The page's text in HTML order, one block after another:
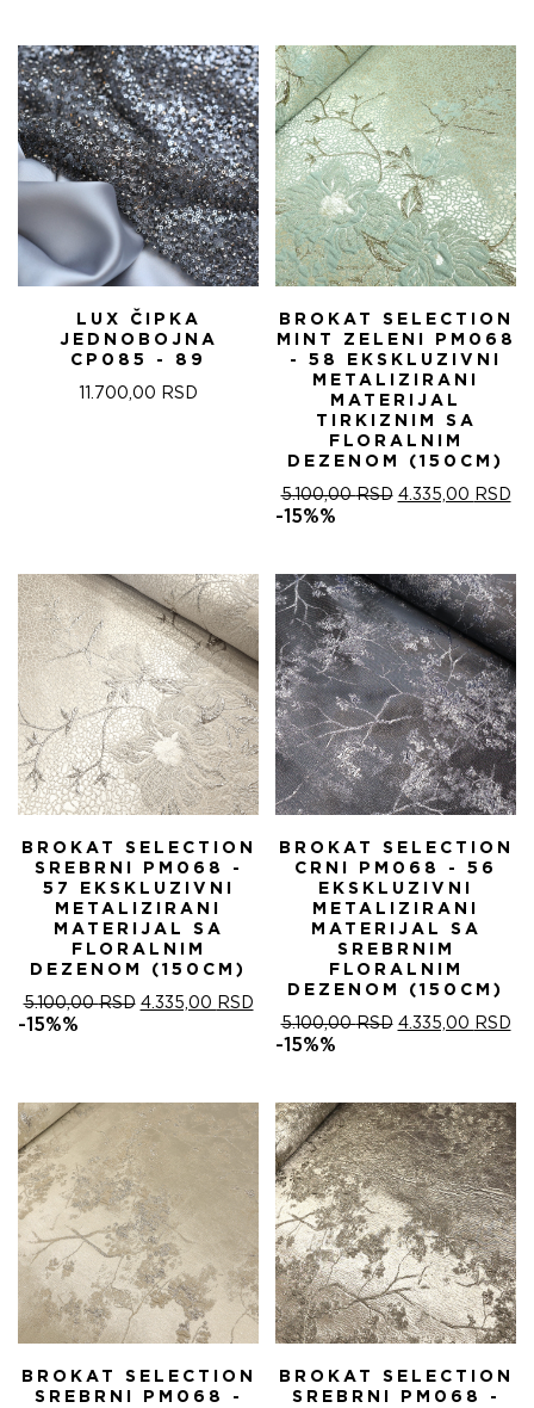
5.100,00 RSD.
LUX ČIPKA
JEDNOBOJNA
CP085 - 89
11.700,00 RSD
BROKAT SELECTION
MINT ZELENI PM068
- 58 EKSKLUZIVNI
METALIZIRANI
MATERIJAL
TIRKIZNIM SA
FLORALNIM
DEZENOM (150CM)
5.100,00RSD ОРИГИНАЛНА
5.100,00 RSD.
4.335,00 RSD
-15%%
BROKAT SELECTION
SREBRNI PM068 -
57 EKSKLUZIVNI
METALIZIRANI
MATERIJAL SA
FLORALNIM
DEZENOM (150CM)
5.100,00RSD ОРИГИНАЛНА
4.335,00 RSDТРЕНУТНА
ЦЕНА
-15%%
BROKAT SELECTION
CRNI PM068 - 56
EKSKLUZIVNI
METALIZIRANI
MATERIJAL SA
SREBRNIM
FLORALNIM
DEZENOM (150CM)
5.100,00RSD ОРИГИНАЛНА
5.100,00 RSD.
4.335,00 RSD
-15%%
BROKAT SELECTION
SREBRNI PM068 -
BROKAT SELECTION
SREBRNI PM068 -